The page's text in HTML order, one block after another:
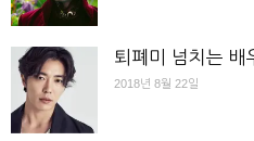
퇴폐미 넘치는 배
2018년 8월 22일